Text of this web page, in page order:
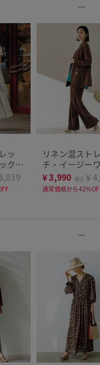
ッ
クワ
リネン混スト
チ・イージー
パンツ
¥3,990 税込 ￥
通常価格から